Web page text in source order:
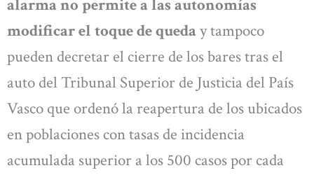
alarma no permite a las autonomías
modificar el toque de queday tampoco
pueden decretar el cierre de los bares tras el
auto del Tribunal Superior de Justicia del País
Vasco que ordenó la reapertura de los ubicados
en poblaciones con tasas de incidencia
acumulada superior a los 500 casos por cada